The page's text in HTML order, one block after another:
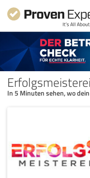
In 5 Minuten sehen, wo